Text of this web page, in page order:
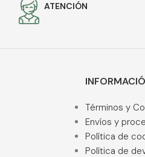
ATENCIÓN
Términos y
Envíos y
Política de
Política de